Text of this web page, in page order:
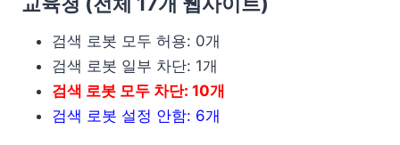
검색 로봇 모두 허용: 0개
검색 로봇 일부 차단: 1개
검색 로봇 모두 차단: 10개
검색 로봇 설정 안함: 6개